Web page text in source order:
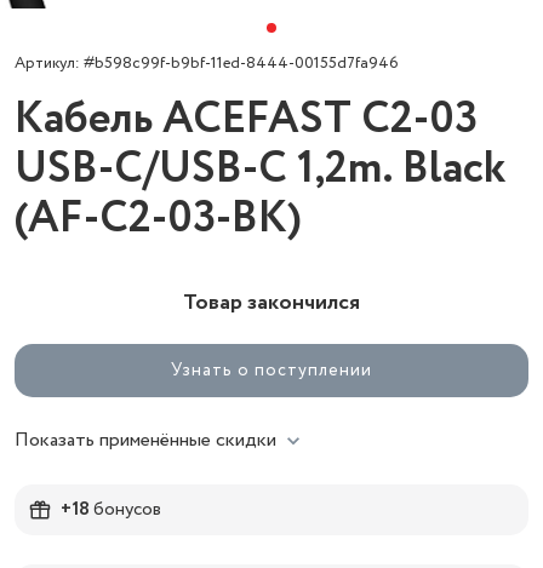
Артикул: #b598c99f-b9bf-11ed-8444-00155d7fa946
Кабель ACEFAST C2-03
USB-C/USB-C 1,2m. Black
(AF-C2-03-BK)
Товар закончился
Узнать о поступлении
Показать применённые скидки
+18бонусов